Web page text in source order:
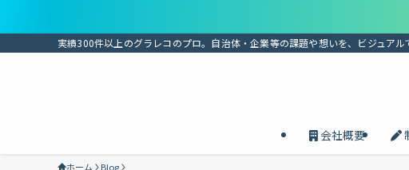
実績300件以上のグラレコのプロ。自治体・企業等の課題や想いを、ビジュア
会社概要
ホーム Blog